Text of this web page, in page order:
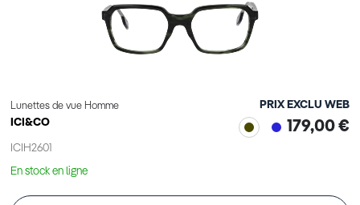
Lunettes de vue Homme
ICI&CO
ICIH2601
PRIX EXCLU WEB
179,00 €
En stock en ligne